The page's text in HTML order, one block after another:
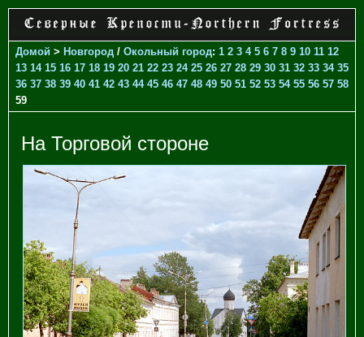
Домой > Новгород / Окольный город: 1 2 3 4 5 6 7 8 9 10 11 12
13 14 15 16 17 18 19 20 21 22 23 24 25 26 27 28 29 30 31 32 33 34 35
36 37 38 39 40 41 42 43 44 45 46 47 48 49 50 51 52 53 54 55 56 57 58
59
На Торговой стороне